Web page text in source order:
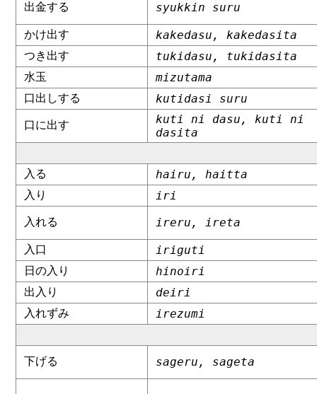
出金する syukkin suru
かけ出す kakedasu, kakedasita
つき出す tukidasu, tukidasita
水玉 mizutama
口出しする kutidasi suru
口に出す
kuti ni dasu, kuti ni
dasita
入る hairu, haitta
入り iri
入れる ireru, ireta
入口 iriguti
日の入り hinoiri
出入り deiri
入れずみ irezumi
下げる sageru, sageta